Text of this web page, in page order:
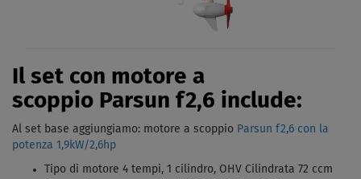
Il set con motore a
scoppio Parsun f2,6 include:
Al set base aggiungiamo: motore a scoppio Parsun f2,6 con la
potenza 1,9kW/2,6hp
Tipo di motore 4 tempi, 1 cilindro, OHV Cilindrata 72 ccm